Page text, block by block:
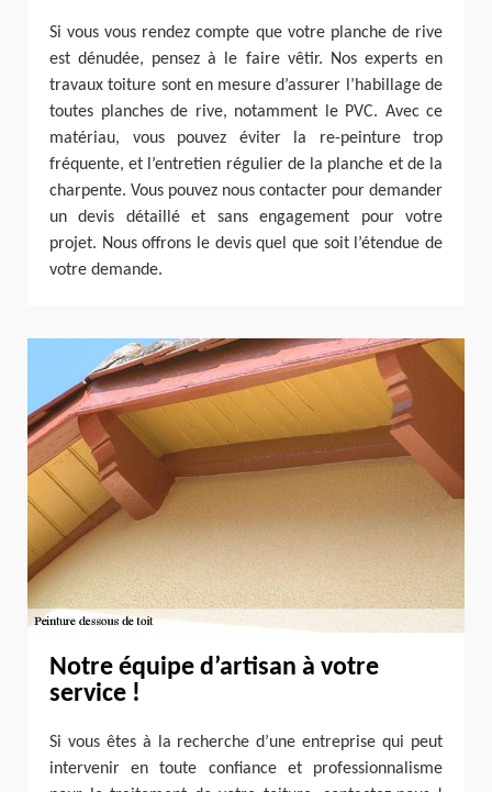
Si vous vous rendez compte que votre planche de rive
est dénudée, pensez à le faire vêtir. Nos experts en
travaux toiture sont en mesure d’assurer l’habillage de
toutes planches de rive, notamment le PVC. Avec ce
matériau, vous pouvez éviter la re-peinture trop
fréquente, et l’entretien régulier de la planche et de la
charpente. Vous pouvez nous contacter pour demander
un devis détaillé et sans engagement pour votre
projet. Nous offrons le devis quel que soit l’étendue de
votre demande.
Notre équipe d’artisan à votre
service !
Si vous êtes à la recherche d’une entreprise qui peut
intervenir en toute confiance et professionnalisme